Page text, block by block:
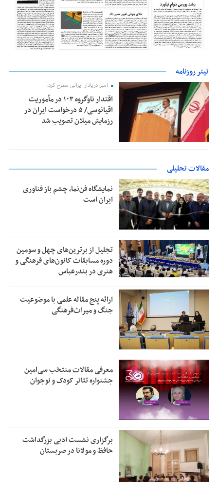
تیتر روزنامه
امیر دریادار ایرانی مطرح کرد؛
اقتدار ناوگروه ۱۰۳ در مأموریت‌
اقیانوسی/ ۵ درخواست ایران در
رزمایش میلان تصویب شد
مقالات تحلیلی
نمایشگاه فن‌نما، چشم باز فناوری
ایران است
تجلیل از بر‌ترین‌های چهل و سومین
دوره مسابقات کانون‌های فرهنگی و
هنری در بندرعباس
ارائه پنج مقاله علمی با موضوعیت
جنگ و میراث‌فرهنگی
معرفی مقالات منتخب سی‌امین
جشنواره تئاتر کودک و نوجوان
برگزاری نشست ادبی بزرگداشت
حافظ و مولانا در صربستان